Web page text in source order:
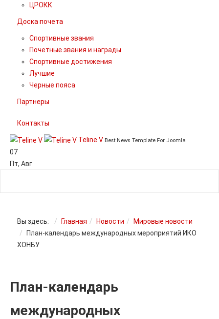
ЦРОКК
Доска почета
Спортивные звания
Почетные звания и награды
Спортивные достижения
Лучшие
Черные пояса
Партнеры
Контакты
Teline V Best News Template For Joomla
07
Пт, Авг
Вы здесь: Главная Новости
Мировые новости
План-календарь международных мероприятий ИКО
ХОНБУ
План-календарь
международных